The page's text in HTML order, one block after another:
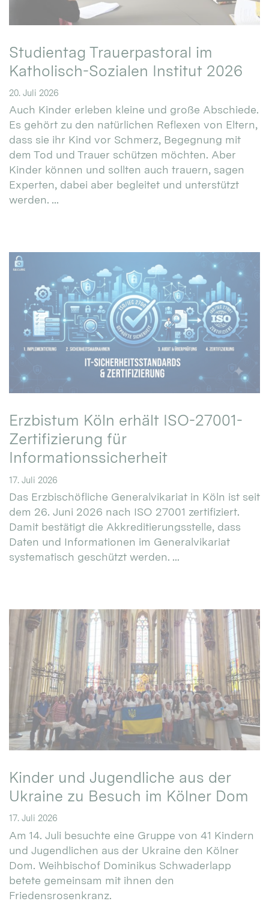
Studientag Trauerpastoral im
Katholisch-Sozialen Institut 2026
20. Juli 2026
Auch Kinder erleben kleine und große Abschiede.
Es gehört zu den natürlichen Reflexen von Eltern,
dass sie ihr Kind vor Schmerz, Begegnung mit
dem Tod und Trauer schützen möchten. Aber
Kinder können und sollten auch trauern, sagen
Experten, dabei aber begleitet und unterstützt
werden. ...
Erzbistum Köln erhält ISO-27001-
Zertifizierung für
Informationssicherheit
17. Juli 2026
Das Erzbischöfliche Generalvikariat in Köln ist seit
dem 26. Juni 2026 nach ISO 27001 zertifiziert.
Damit bestätigt die Akkreditierungsstelle, dass
Daten und Informationen im Generalvikariat
systematisch geschützt werden. ...
Kinder und Jugendliche aus der
Ukraine zu Besuch im Kölner Dom
17. Juli 2026
Am 14. Juli besuchte eine Gruppe von 41 Kindern
und Jugendlichen aus der Ukraine den Kölner
Dom. Weihbischof Dominikus Schwaderlapp
betete gemeinsam mit ihnen den
Friedensrosenkranz.